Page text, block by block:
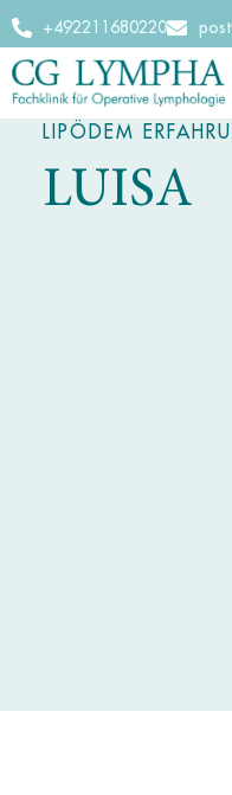
+492211680220
LIPÖDEM
LUISA